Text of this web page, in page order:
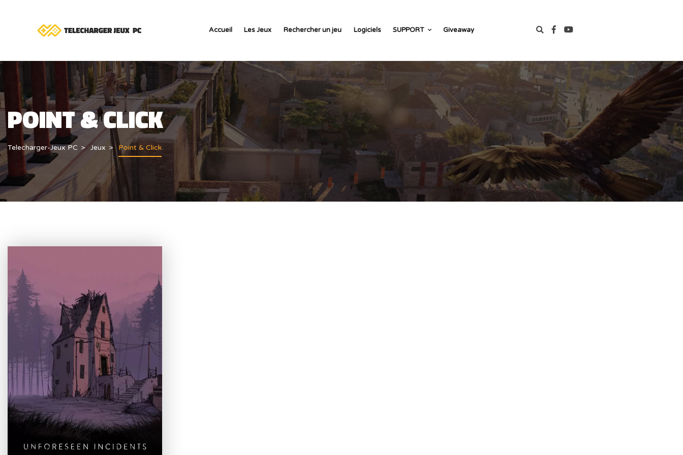
Accueil Les Jeux Rechercher un jeu Logiciels SUPPORT Giveaway
POINT & CLICK
Telecharger-Jeux PC Jeux Point & Click